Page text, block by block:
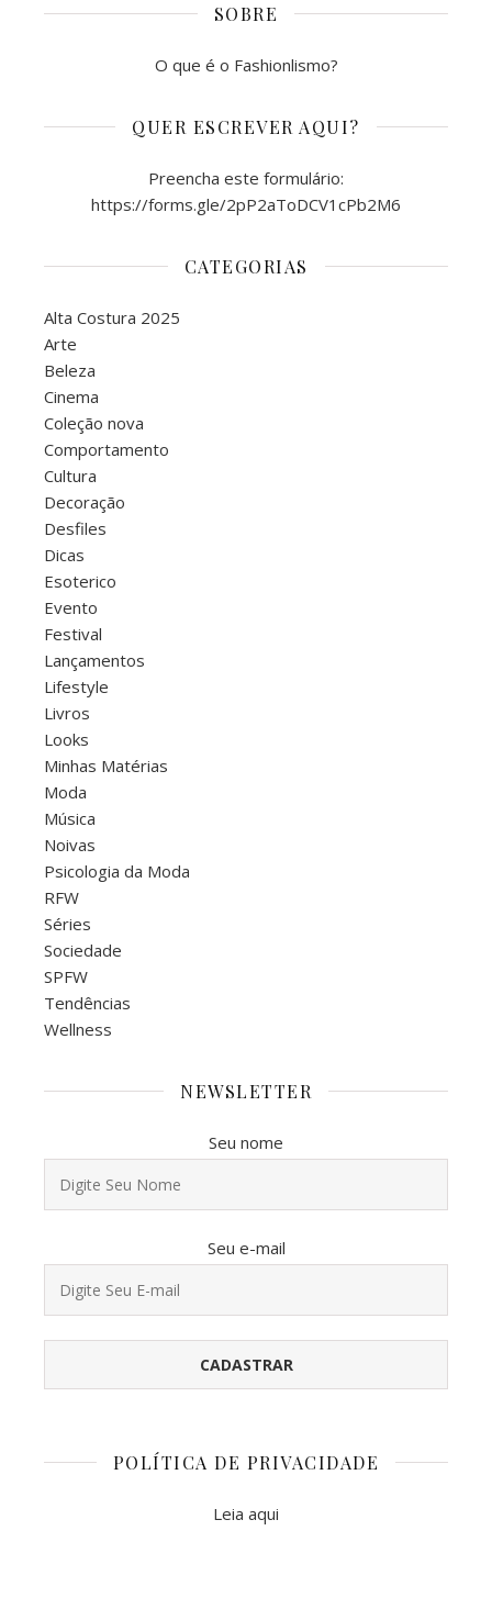
SOBRE
O que é o Fashionlismo?
QUER ESCREVER AQUI?
Preencha este formulário:
https://forms.gle/2pP2aToDCV1cPb2M6
CATEGORIAS
Alta Costura 2025
Arte
Beleza
Cinema
Coleção nova
Comportamento
Cultura
Decoração
Desfiles
Dicas
Esoterico
Evento
Festival
Lançamentos
Lifestyle
Livros
Looks
Minhas Matérias
Moda
Música
Noivas
Psicologia da Moda
RFW
Séries
Sociedade
SPFW
Tendências
Wellness
NEWSLETTER
Seu nome
Seu e-mail
POLÍTICA DE PRIVACIDADE
Leia aqui